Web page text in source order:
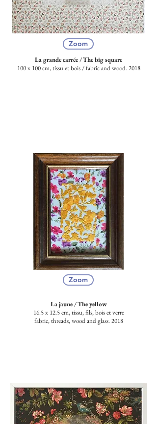
Zoom
La grande carrée / The big square
100 x 100 cm, tissu et bois /fabric and wood. 2018
Zoom
La jaune /The yellow
16.5 x 12.5 cm, tissu, fils, bois et verre
fabric, threads, wood and glass. 2018